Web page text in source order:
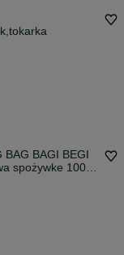
BAG BAGI BEGI
spożywke 1000